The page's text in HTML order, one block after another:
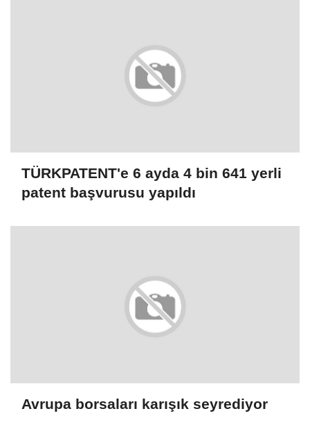
TÜRKPATENT'e 6 ayda 4 bin 641 yerli
patent başvurusu yapıldı
Avrupa borsaları karışık seyrediyor